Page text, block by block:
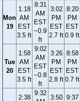
Mon
19
1:18
AM
EST
3.5 ft
8:31
AM
EST
−0.9
ft
3:02
PM
EST
2.7 ft
8:20
PM
EST
0.9 ft
Tue
20
1:58
AM
EST
3.5 ft
9:02
AM
EST
−0.8
ft
3:26
PM
EST
2.8 ft
8:58
PM
EST
0.7 ft
2:38
9:32
3:50 9:37